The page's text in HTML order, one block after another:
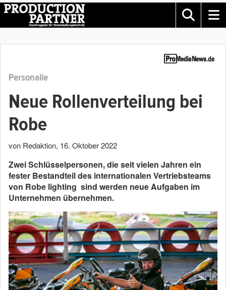
Personalie
Neue Rollenverteilung bei
Robe
von Redaktion, 16. Oktober 2022
Zwei Schlüsselpersonen, die seit vielen Jahren ein
fester Bestandteil des internationalen Vertriebsteams
von Robe lighting sind werden neue Aufgaben im
Unternehmen übernehmen.